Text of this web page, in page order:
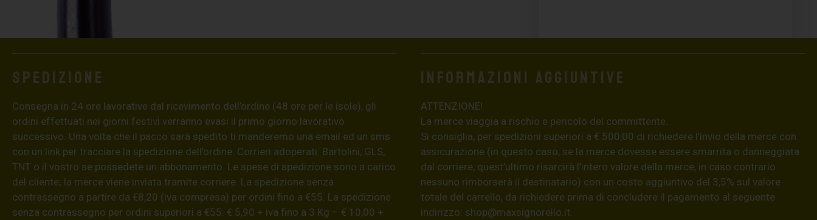
Spedizione
Consegna in 24 ore lavorative dal ricevimento dell’ordine (48 ore per le isole), gli
ordini effettuati nei giorni festivi verranno evasi il primo giorno lavorativo
successivo. Una volta che il pacco sarà spedito ti manderemo una email ed un sms
con un link per tracciare la spedizione dell’ordine. Corrieri adoperati: Bartolini, GLS,
TNT o il vostro se possedete un abbonamento. Le spese di spedizione sono a carico
del cliente; la merce viene inviata tramite corriere. La spedizione senza
contrassegno a partire da €8,20 (iva compresa) per ordini fino a €55. La spedizione
senza contrassegno per ordini superiori a €55: € 5,90 + iva fino a 3 Kg – € 10,00 +
Informazioni aggiuntive
ATTENZIONE!
La merce viaggia a rischio e pericolo del committente.
Si consiglia, per spedizioni superiori a € 500,00 di richiedere l’invio della merce con
assicurazione (in questo caso, se la merce dovesse essere smarrita o danneggiata
dal corriere, quest’ultimo risarcirà l’intero valore della merce, in caso contrario
nessuno rimborserà il destinatario) con un costo aggiuntivo del 3,5% sul valore
totale del carrello, da richiedere prima di concludere il pagamento al seguente
indirizzo: shop@maxsignorello.it